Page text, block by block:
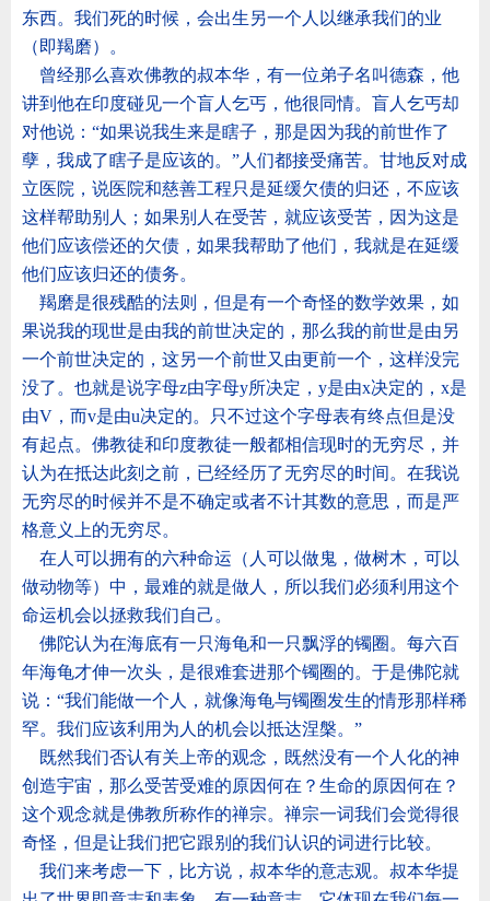
东西。我们死的时候，会出生另一个人以继承我们的业
（即羯磨）。
曾经那么喜欢佛教的叔本华，有一位弟子名叫德森，他
讲到他在印度碰见一个盲人乞丐，他很同情。盲人乞丐却
对他说： “如果说我生来是瞎子，那是因为我的前世作了
孽，我成了瞎子是应该的。 ”人们都接受痛苦。甘地反对成
立医院，说医院和慈善工程只是延缓欠债的归还，不应该
这样帮助别人；如果别人在受苦，就应该受苦，因为这是
他们应该偿还的欠债，如果我帮助了他们，我就是在延缓
他们应该归还的债务。
羯磨是很残酷的法则，但是有一个奇怪的数学效果，如
果说我的现世是由我的前世决定的，那么我的前世是由另
一个前世决定的，这另一个前世又由更前一个，这样没完
没了。也就是说字母z由字母y所决定， y是由x决定的， x是
由V ，而v是由u决定的。只不过这个字母表有终点但是没
有起点。佛教徒和印度教徒一般都相信现时的无穷尽，并
认为在抵达此刻之前，已经经历了无穷尽的时间。在我说
无穷尽的时候并不是不确定或者不计其数的意思，而是严
格意义上的无穷尽。
在人可以拥有的六种命运（人可以做鬼，做树木，可以
做动物等）中，最难的就是做人，所以我们必须利用这个
命运机会以拯救我们自己。
佛陀认为在海底有一只海龟和一只飘浮的镯圈。每六百
年海龟才伸一次头，是很难套进那个镯圈的。于是佛陀就
说： “我们能做一个人，就像海龟与镯圈发生的情形那样稀
罕。我们应该利用为人的机会以抵达涅槃。 ”
既然我们否认有关上帝的观念，既然没有一个人化的神
创造宇宙，那么受苦受难的原因何在？生命的原因何在？
这个观念就是佛教所称作的禅宗。禅宗一词我们会觉得很
奇怪，但是让我们把它跟别的我们认识的词进行比较。
我们来考虑一下，比方说，叔本华的意志观。叔本华提